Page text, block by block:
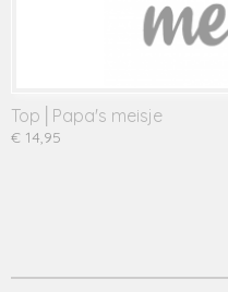
Top│Papa's meisje
€ 14,95